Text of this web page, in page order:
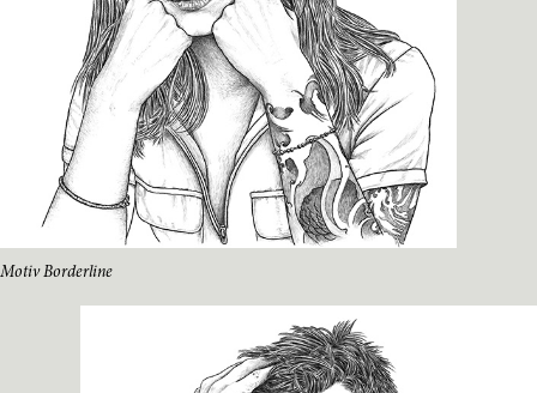
Motiv Borderline